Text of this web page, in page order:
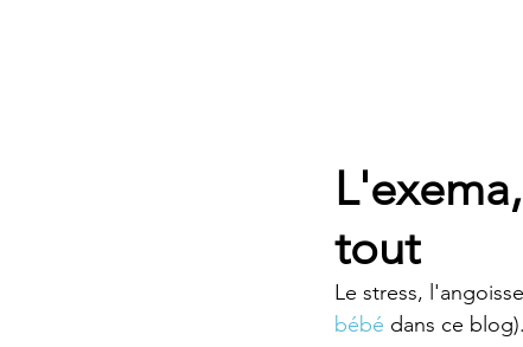
tout
Le stress,
bébé dans ce